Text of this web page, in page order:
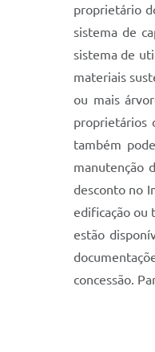
proprietário
sistema de
sistema de
materiais
ou mais
proprietários
também
manutenção
desconto no
edificação ou
estão
concessão.